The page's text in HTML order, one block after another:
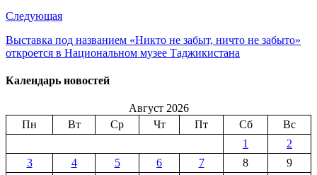
Следующая
Выставка под названием «Никто не забыт, ничто не забыто»
откроется в Национальном музее Таджикистана
Календарь новостей
Август 2026
Пн
Вт Ср Чт Пт Сб
Вс
1
2
3
4 5 6 7 8
9